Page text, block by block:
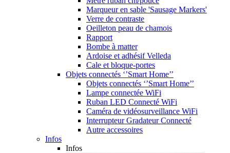
Marqueur en sable 'Sausage Markers'
Verre de contraste
Oeilleton peau de chamois
Rapport
Bombe à matter
Ardoise et adhésif Velleda
Cale et bloque-portes
Objets connectés ‘’Smart Home’’
Objets connectés ‘’Smart Home’’
Lampe connectée WiFi
Ruban LED Connecté WiFi
Caméra de vidéosurveillance WiFi
Interrupteur Gradateur Connecté
Autre accessoires
Infos
Infos